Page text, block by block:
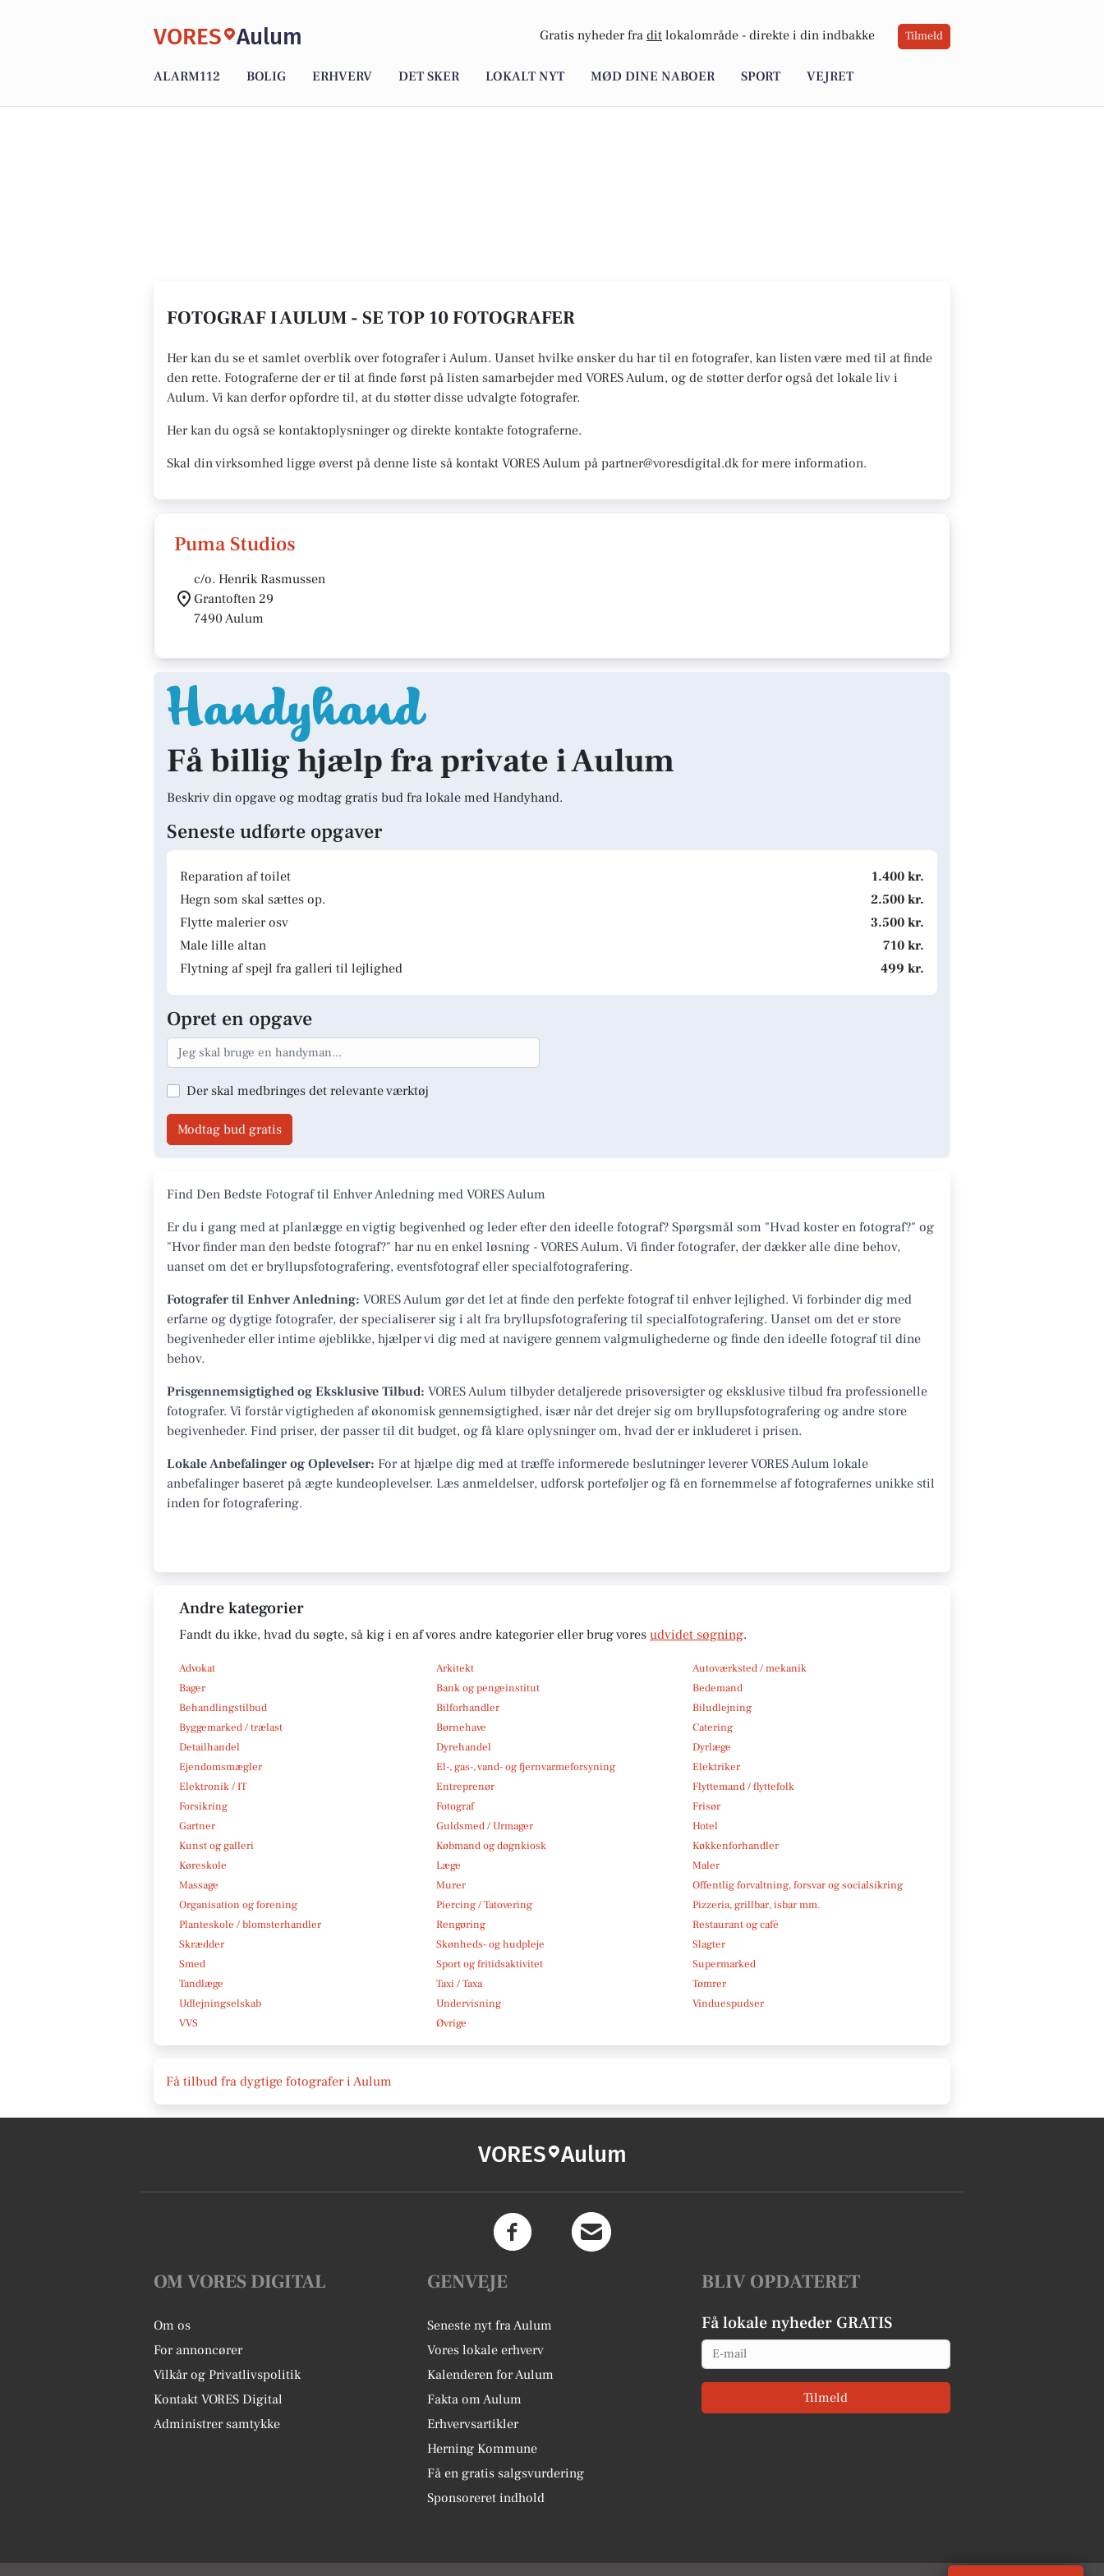
VORES Aulum Gratis nyheder fra dit lokalområde - direkte i din indbakke Tilmeld
ALARM112 BOLIG ERHVERV DET SKER LOKALT NYT MØD DINE NABOER SPORT VEJRET
FOTOGRAF I AULUM - SE TOP 10 FOTOGRAFER
Her kan du se et samlet overblik over fotografer i Aulum. Uanset hvilke ønsker du har til en fotografer, kan listen være med til at finde
den rette. Fotograferne der er til at finde først på listen samarbejder med VORES Aulum, og de støtter derfor også det lokale liv i
Aulum. Vi kan derfor opfordre til, at du støtter disse udvalgte fotografer.
Her kan du også se kontaktoplysninger og direkte kontakte fotograferne.
Skal din virksomhed ligge øverst på denne liste så kontakt VORES Aulum på partner@voresdigital.dk for mere information.
Puma Studios
c/o. Henrik Rasmussen
Grantoften 29
7490 Aulum
Få billig hjælp fra private i Aulum
Beskriv din opgave og modtag gratis bud fra lokale med Handyhand.
Seneste udførte opgaver
Reparation af toilet
1.400 kr.
Hegn som skal sættes op.
2.500 kr.
Flytte malerier osv
3.500 kr.
Male lille altan
710 kr.
Flytning af spejl fra galleri til lejlighed
499 kr.
Opret en opgave
Der skal medbringes det relevante værktøj
Modtag bud gratis
Find Den Bedste Fotograf til Enhver Anledning med VORES Aulum
Er du i gang med at planlægge en vigtig begivenhed og leder efter den ideelle fotograf? Spørgsmål som "Hvad koster en fotograf?" og
"Hvor finder man den bedste fotograf?" har nu en enkel løsning - VORES Aulum. Vi finder fotografer, der dækker alle dine behov,
uanset om det er bryllupsfotografering, eventsfotograf eller specialfotografering.
Fotografer til Enhver Anledning: VORES Aulum gør det let at finde den perfekte fotograf til enhver lejlighed. Vi forbinder dig med
erfarne og dygtige fotografer, der specialiserer sig i alt fra bryllupsfotografering til specialfotografering. Uanset om det er store
begivenheder eller intime øjeblikke, hjælper vi dig med at navigere gennem valgmulighederne og finde den ideelle fotograf til dine
behov.
Prisgennemsigtighed og Eksklusive Tilbud: VORES Aulum tilbyder detaljerede prisoversigter og eksklusive tilbud fra professionelle
fotografer. Vi forstår vigtigheden af økonomisk gennemsigtighed, især når det drejer sig om bryllupsfotografering og andre store
begivenheder. Find priser, der passer til dit budget, og få klare oplysninger om, hvad der er inkluderet i prisen.
Lokale Anbefalinger og Oplevelser: For at hjælpe dig med at træffe informerede beslutninger leverer VORES Aulum lokale
anbefalinger baseret på ægte kundeoplevelser. Læs anmeldelser, udforsk porteføljer og få en fornemmelse af fotografernes unikke stil
inden for fotografering.
Andre kategorier
Fandt du ikke, hvad du søgte, så kig i en af vores andre kategorier eller brug vores udvidet søgning.
Advokat Arkitekt
Autoværksted / mekanik
Bager
Bank og pengeinstitut
Bedemand
Behandlingstilbud
Bilforhandler
Biludlejning
Byggemarked / trælast
Børnehave
Catering
Detailhandel
Dyrehandel
Dyrlæge
Ejendomsmægler
El-, gas-, vand- og fjernvarmeforsyning
Elektriker
Elektronik / IT
Entreprenør
Flyttemand / flyttefolk
Forsikring
Fotograf
Frisør
Gartner
Guldsmed / Urmager
Hotel
Kunst og galleri
Købmand og døgnkiosk
Køkkenforhandler
Køreskole
Læge
Maler
Massage
Murer
Offentlig forvaltning, forsvar og socialsikring
Organisation og forening
Piercing / Tatovering
Pizzeria, grillbar, isbar mm.
Planteskole / blomsterhandler
Rengøring
Restaurant og café
Skrædder
Skønheds- og hudpleje
Slagter
Smed
Sport og fritidsaktivitet
Supermarked
Tandlæge
Taxi / Taxa
Tømrer
Udlejningselskab
Undervisning
Vinduespudser
VVS
Øvrige
Få tilbud fra dygtige fotografer i Aulum
VORES Aulum
OM VORES DIGITAL
Om os
For annoncører
Vilkår og Privatlivspolitik
Kontakt VORES Digital
Administrer samtykke
GENVEJE
Seneste nyt fra Aulum
Vores lokale erhverv
Kalenderen for Aulum
Fakta om Aulum
Erhvervsartikler
Herning Kommune
Få en gratis salgsvurdering
Sponsoreret indhold
BLIV OPDATERET
Få lokale nyheder GRATIS
Email
Tilmeld